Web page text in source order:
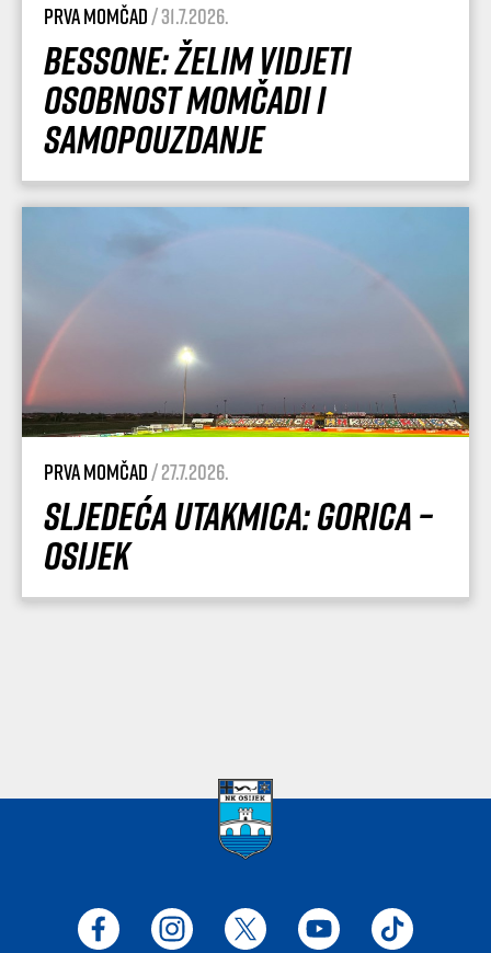
Prva momčad/ 31.7.2026.
Bessone: Želim vidjeti
osobnost momčadi i
samopouzdanje
Prva momčad/ 27.7.2026.
Sljedeća utakmica: Gorica –
Osijek